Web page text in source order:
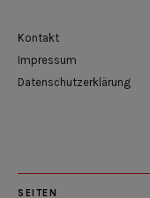
Kontakt
Impressum
Datenschutzerklärung
SEITEN